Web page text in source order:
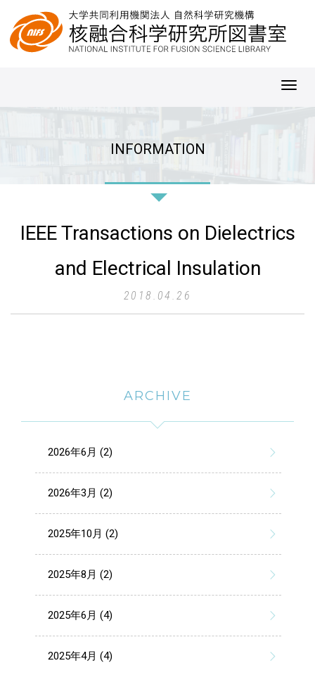
INFORMATION
IEEE Transactions on Dielectrics
and Electrical Insulation
2018.04.26
ARCHIVE
2026年6月 (2)
2026年3月 (2)
2025年10月 (2)
2025年8月 (2)
2025年6月 (4)
2025年4月 (4)